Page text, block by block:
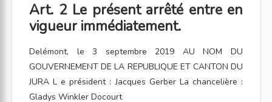
Art. 2 Le présent arrêté entre en
vigueur immédiatement.
Delémont, le 3 septembre 2019 AU NOM DU
GOUVERNEMENT DE LA REPUBLIQUE ET CANTON DU
JURA L e président : Jacques Gerber La chancelière :
Gladys Winkler Docourt